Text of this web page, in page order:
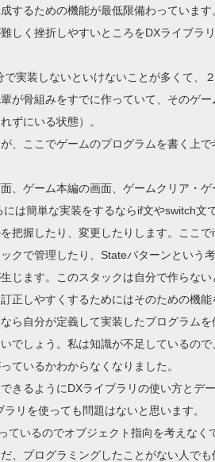
するための機能が最低限備わっていま
しく挫折しやすいところをDXライブラ
実装しないといけないことが多くて、
が骨組みをすでに作っていて、そのゲ
ずにいる状態）。
、ここでゲームのプログラムを書く上
、ゲーム本編の画面、ゲームクリア・ゲ
は簡単な実装をするならif文やswitch文
把握したり、変更したりします。ここで
クで管理したり、Stateパターンという
じます。このスタックは自分で作らな
正しやすくするためにはそのための機能
ら自分が定義して実装したプログラム
でしょう。私は知識が不足しているの
ているかわからなくなりました。
きるようにDXライブラリの使い方とデ
リを使っても問題はないと思います。
いるのでオブジェクト指向を考えなく
、プログラミングしたことがない人で